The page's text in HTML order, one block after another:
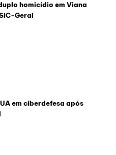
homicídio em Viana
Geral
em ciberdefesa após